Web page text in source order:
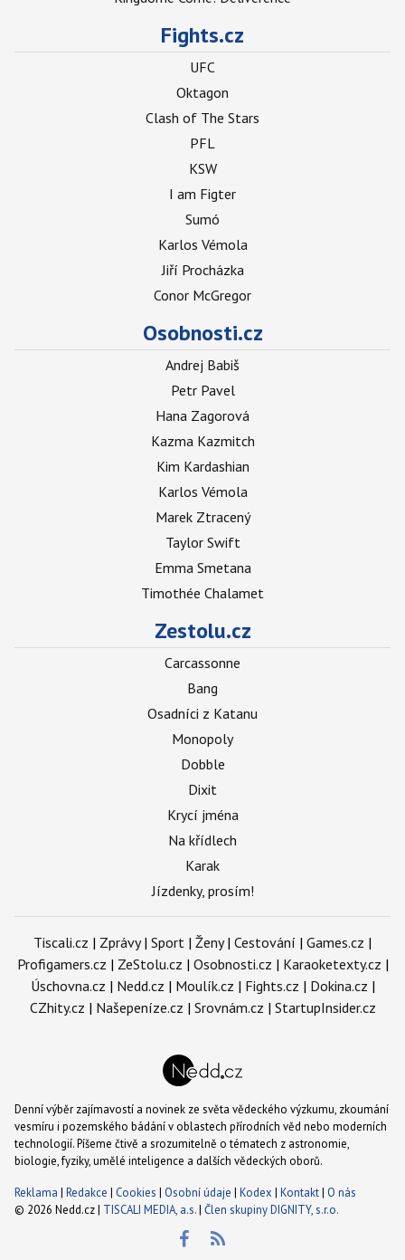
Fights.cz
UFC
Oktagon
Clash of The Stars
PFL
KSW
I am Figter
Sumó
Karlos Vémola
Jiří Procházka
Conor McGregor
Osobnosti.cz
Andrej Babiš
Petr Pavel
Hana Zagorová
Kazma Kazmitch
Kim Kardashian
Karlos Vémola
Marek Ztracený
Taylor Swift
Emma Smetana
Timothée Chalamet
Zestolu.cz
Carcassonne
Bang
Osadníci z Katanu
Monopoly
Dobble
Dixit
Krycí jména
Na křídlech
Karak
Jízdenky, prosím!
Tiscali.cz | Zprávy| Sport | Ženy| Cestování | Games.cz |
Profigamers.cz | ZeStolu.cz | Osobnosti.cz | Karaoketexty.cz |
Úschovna.cz | Nedd.cz | Moulík.cz | Fights.cz | Dokina.cz |
CZhity.cz | Našepeníze.cz | Srovnám.cz | StartupInsider.cz
Denní výběr zajímavostí a novinek ze světa vědeckého výzkumu, zkoumání
vesmíru i pozemského bádání v oblastech přírodních věd nebo moderních
technologií. Píšeme čtivě a srozumitelně o tématech z astronomie,
biologie, fyziky, umělé inteligence a dalších vědeckých oborů.
Reklama | Redakce | Cookies | Osobní údaje | Kodex | Kontakt| O nás
© 2026 Nedd.cz | TISCALI MEDIA, a.s.| Člen skupiny DIGNITY, s.r.o.